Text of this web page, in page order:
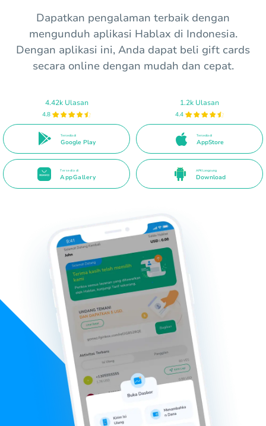
Dapatkan pengalaman terbaik dengan
mengunduh aplikasi Hablax di Indonesia.
Dengan aplikasi ini, Anda dapat beli gift cards
secara online dengan mudah dan cepat.
4.42k Ulasan
4.8
Tersedia di
Google Play
1.2k Ulasan
4.4
Tersedia di
AppStore
Tersedia di
AppGallery
APK Langsung
Download